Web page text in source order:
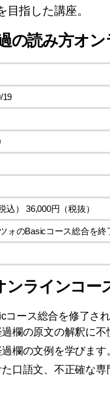
指した講座。
の読み方オ
19
込） 36,000円（税抜）
ォのBasicコース総合を
ンラインコー
コース総合を修了さ
欄の原文の解釈に不
欄の文例を学びます
口語文、不正確な